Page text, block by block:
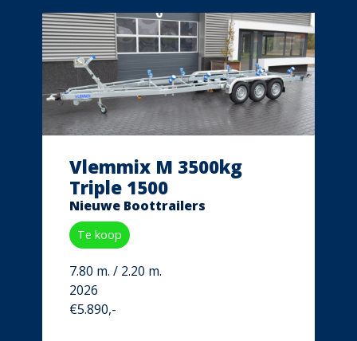
Vlemmix M 3500kg
Triple 1500
Nieuwe Boottrailers
Te koop
7.80 m. / 2.20 m.
2026
€5.890,-